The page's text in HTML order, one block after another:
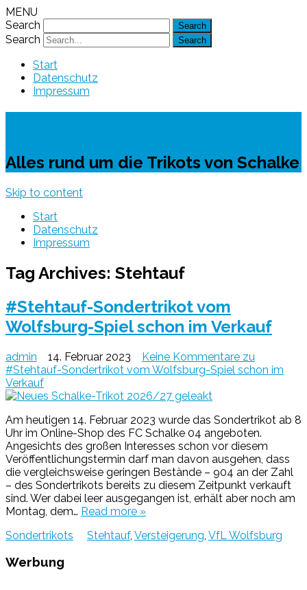
MENU
Search
Search
Start
Datenschutz
Impressum
Alles rund um die Trikots von Schalke
Skip to content
Start
Datenschutz
Impressum
Tag Archives: Stehtauf
#Stehtauf-Sondertrikot vom
Wolfsburg-Spiel schon im Verkauf
admin 14. Februar 2023 Keine Kommentare zu
#Stehtauf-Sondertrikot vom Wolfsburg-Spiel schon im
Verkauf
Am heutigen 14. Februar 2023 wurde das Sondertrikot ab 8
Uhr im Online-Shop des FC Schalke 04 angeboten.
Angesichts des großen Interesses schon vor diesem
Veröffentlichungstermin darf man davon ausgehen, dass
die vergleichsweise geringen Bestände – 904 an der Zahl
– des Sondertrikots bereits zu diesem Zeitpunkt verkauft
sind. Wer dabei leer ausgegangen ist, erhält aber noch am
Montag, dem… Read more »
Sondertrikots
Stehtauf, Versteigerung VfL Wolfsburg
Werbung